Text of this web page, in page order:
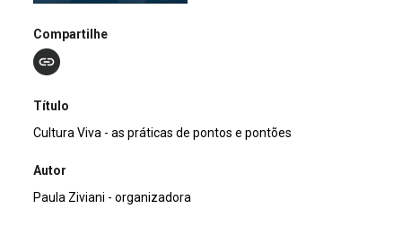
Compartilhe
Título
Cultura Viva - as práticas de pontos e pontões
Autor
Paula Ziviani - organizadora